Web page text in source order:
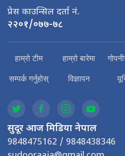
प्रेस काउन्सिल दर्ता नं.
२२०१/०७७-७८
हाम्रो टीम हाम्रो बारेमा
सम्पर्क गर्नुहोस् विज्ञापन
सुदूर आज मिडिया नेपाल
9848475162 / 9848438346